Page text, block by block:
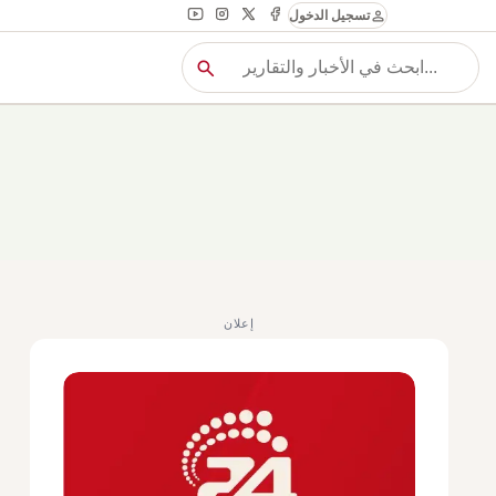
personتسجيل الدخول
بحث search
إعلان